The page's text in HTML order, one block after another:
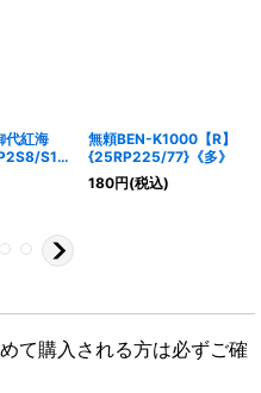
代紅海
S11}
無頼BEN-K1000【R】
{25RP225/77}《多》
180円(税込)
て購入される方は必ずご確